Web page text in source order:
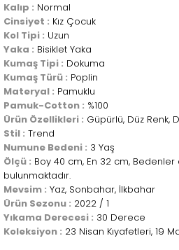
Kalıp : Normal
Cinsiyet : Kız Çocuk
Kol Tipi : Uzun
Yaka : Bisiklet Yaka
Kumaş Tipi : Dokuma
Kumaş Türü : Poplin
Materyal : Pamuklu
Pamuk-Cotton : %100
Ürün Özellikleri : Güpürlü, Düz Renk,
Stil : Trend
Numune Bedeni : 3 Yaş
Ölçü : Boy 40 cm, En 32 cm, Bedenler
bulunmaktadır.
Mevsim : Yaz, Sonbahar, İlkbahar
Ürün Sezonu : 2022 / 1
Yıkama Derecesi : 30 Derece
Koleksiyon : 23 Nisan Kıyafetleri, 19